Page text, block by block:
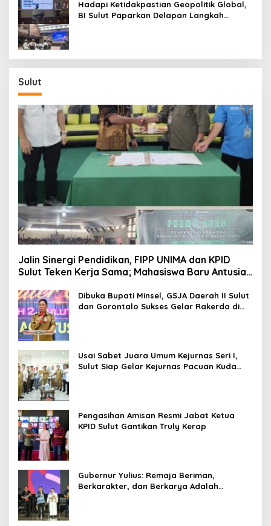
Hadapi Ketidakpastian Geopolitik Global,
BI Sulut Paparkan Delapan Langkah
Sulut
Jalin Sinergi Pendidikan, FIPP UNIMA dan KPID
Sulut Teken Kerja Sama; Mahasiswa Baru Antusias
Dibuka Bupati Minsel, GSJA Daerah II Sulut
dan Gorontalo Sukses Gelar Rakerda di
Usai Sabet Juara Umum Kejurnas Seri I,
Sulut Siap Gelar Kejurnas Pacuan Kuda
Pengasihan Amisan Resmi Jabat Ketua
KPID Sulut Gantikan Truly Kerap
Gubernur Yulius: Remaja Beriman,
Berkarakter, dan Berkarya Adalah